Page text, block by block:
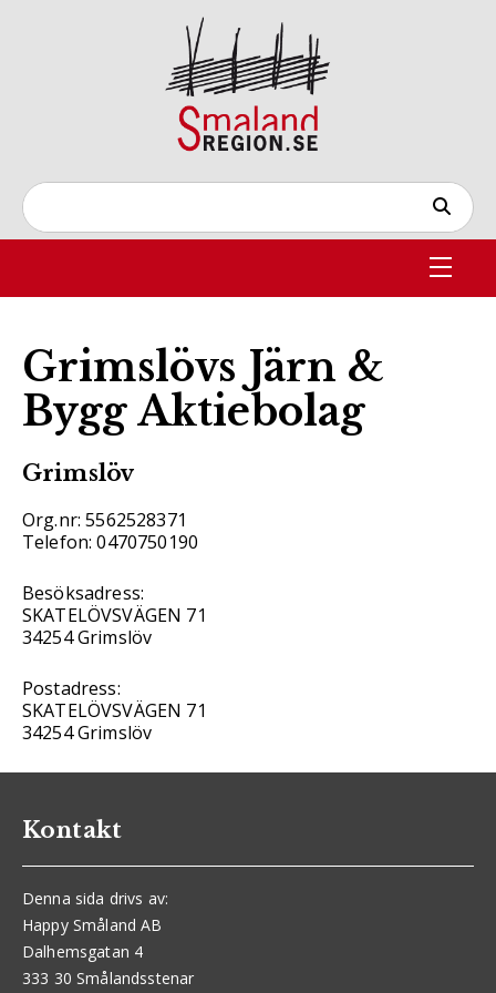
Grimslövs Järn &
Bygg Aktiebolag
Grimslöv
Org.nr: 5562528371
Telefon: 0470750190
Besöksadress:
SKATELÖVSVÄGEN 71
34254 Grimslöv
Postadress:
SKATELÖVSVÄGEN 71
34254 Grimslöv
Kontakt
Denna sida drivs av:
Happy Småland AB
Dalhemsgatan 4
333 30 Smålandsstenar